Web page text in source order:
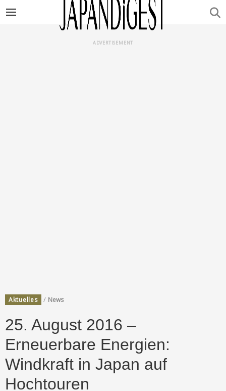
ADVERTISEMENT
Aktuelles / News
25. August 2016 –
Erneuerbare Energien:
Windkraft in Japan auf
Hochtouren